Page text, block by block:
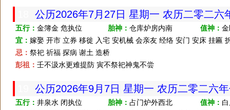
公历2026年7月27日 星期一 农历二零二
五行： 金簿金 危执位 胎神： 仓库炉房内南 值神：
宜： 嫁娶 开市 立券 移徙 入宅 安机械 会亲友 经络 安门 安床 挂匾
忌： 祭祀 祈福 探病 谢土 造桥
彭祖： 壬不汲水更难提防 寅不祭祀神鬼不尝
公历2026年9月7日 星期一 农历二零二六
五行： 井泉水 闭执位 胎神： 占门炉外西北 值神：